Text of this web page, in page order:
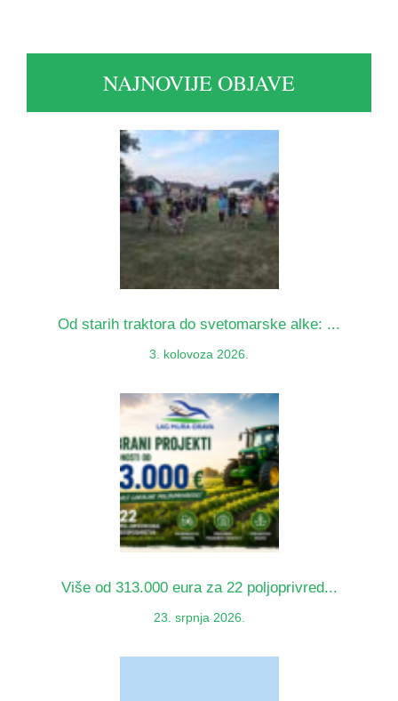
NAJNOVIJE OBJAVE
Od starih traktora do svetomarske alke: ...
3. kolovoza 2026.
Više od 313.000 eura za 22 poljoprivred...
23. srpnja 2026.